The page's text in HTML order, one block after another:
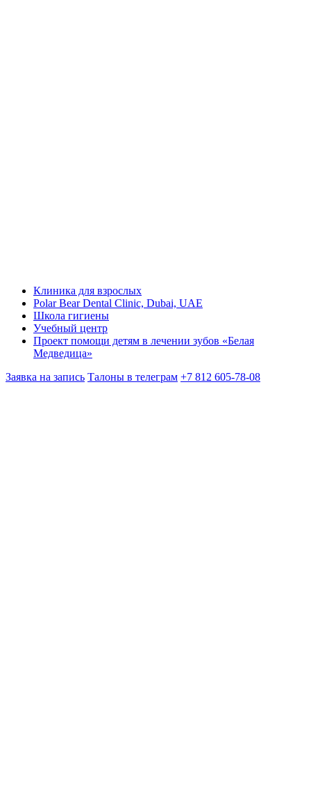
Клиника для взрослых
Polar Bear Dental Clinic, Dubai, UAE
Школа гигиены
Учебный центр
Проект помощи детям в лечении зубов «Белая
Медведица»
Заявка на запись Талоны в телеграм +7 812 605-78-08